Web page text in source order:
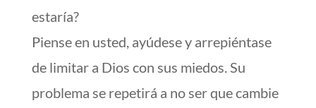
estaría?
Piense en usted, ayúdese y arrepiéntase
de limitar a Dios con sus miedos. Su
problema se repetirá a no ser que cambie